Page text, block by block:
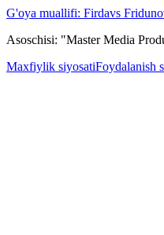
G'oya muallifi: Firdavs
Asoschisi: "Master Media
Maxfiylik siyosatiFoydalanish